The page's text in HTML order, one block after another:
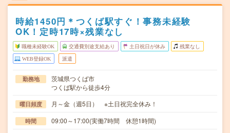
時給1450円＊つくば駅すぐ！事務未経験
OK！定時17時×残業なし
職種未経験OK 交通費別途支給あり 土日祝日が休み 残業なし
WEB登録OK 派遣
勤務地
茨城県つくば市
つくば駅から徒歩4分
曜日頻度 月～金（週5日） ※土日祝完全休み！
時間 09:00～17:00(実働7時間 休憩1時間)